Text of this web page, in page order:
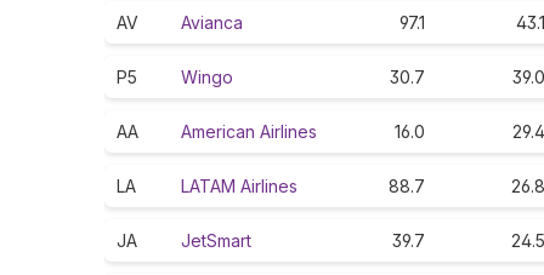
AV Avianca 97.1 43.1
P5 Wingo 30.7 39.0
AA American Airlines 16.0 29.4
LA LATAM Airlines 88.7 26.8
JA JetSmart 39.7 24.5